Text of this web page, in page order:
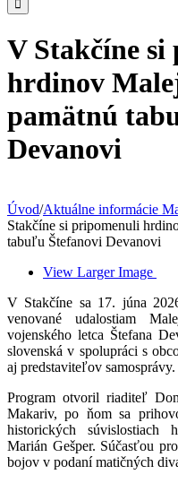
V Stakčíne
hrdinov
pamätnú
Devanovi
Úvod/Aktuálne informácie
Stakčíne si pripomenuli
tabuľu Štefanovi Devanovi
View Larger Image
V Stakčíne sa 17. júna
venované udalostiam
vojenského letca Štefana
slovenská v spolupráci s
aj predstaviteľov samosprávy.
Program otvoril riaditeľ
Makariv, po ňom sa
historických súvislostiach
Marián Gešper. Súčasťou
bojov v podaní matičných